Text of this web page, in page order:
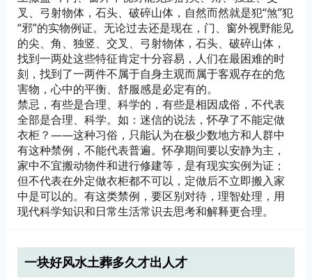
叉、弓射物体，石头、破碎山体，自然而然就是犯“煞”犯
“邪”的实物例证。无论过去还是现在，门、窗外视野能见
的尖、角、独竖、交叉、弓射物体，石头、破碎山体，
找到一两处这些特征肯定十分容易，人们在最困难的时
刻，找到了一两件不属于自身主观而属于客观存在的危
害物，心中的平衡、舒服感是必定有的。
禁忌，有些是合理、科学的，有些是相因成俗，不代表
全部是合理、科学。如：迷信的说法，怀孕了不能定做
衣柜？——这种习俗，只能认为在极少数地方和人群中
有这种禁例，不能代表普遍。怀孕期间要以安静为主，
家中不宜搬动物件和进行修建等，是有现实实例为证；
但不代表在外定做衣柜都不可以，定做后不立即搬入家
中是可以的。有这类禁例，要区别对待，理智处理，用
现代科学知识和日常生活常识去思考和解释更合理。
一块好风水土葬多久才出人才